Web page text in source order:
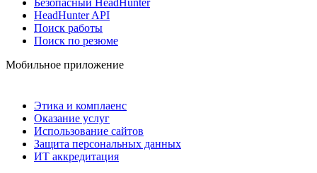
HeadHunter API
Поиск работы
Поиск по резюме
Мобильное приложение
Этика и комплаенс
Оказание услуг
Использование сайтов
Защита персональных данных
ИТ аккредитация